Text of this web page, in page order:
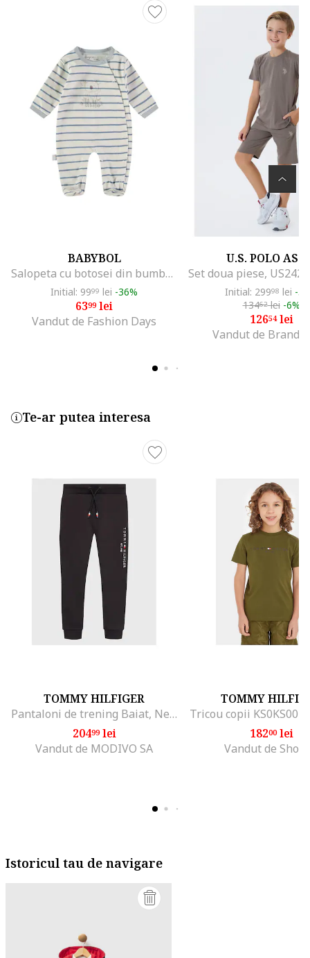
BABYBOL
Salopeta cu botosei din bumbac si dungi, Albastru prafuit/Gri marmorat
Initial: 9999 lei -36%
6399lei
Vandut de Fashion Days
U.S. POLO
Initial: 29998 lei -
13462lei -6%
12654lei
Vandut de Brands
Te-ar putea interesa
TOMMY HILFIGER
Pantaloni de trening Baiat, Negru, 100% bumbac, 4Y
20499lei
Vandut de MODIVO SA
TOMMY
Tricou copii
18200lei
Vandut de
Istoricul tau de navigare